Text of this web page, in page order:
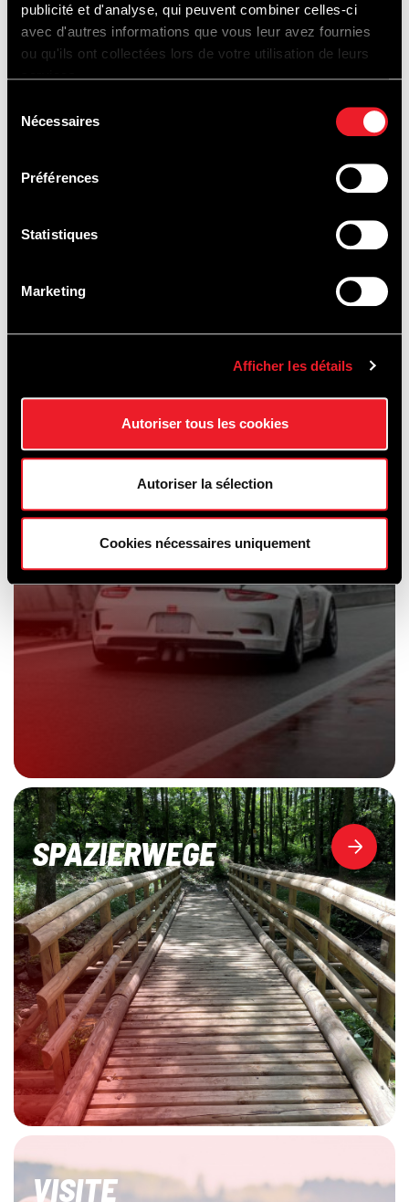
publicité et d'analyse, qui peuvent combiner celles-ci
avec d'autres informations que vous leur avez fournies
ou qu'ils ont collectées lors de votre utilisation de leurs
services.
Nécessaires
Préférences
Statistiques
Marketing
Afficher les détails
Autoriser tous les cookies
Autoriser la sélection
Cookies nécessaires uniquement
FAHRTRAINING
&
AUTOVERMIETUNG
SPAZIERWEGE
VISITE